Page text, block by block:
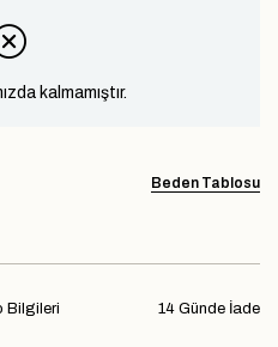
kalmamıştır.
Beden Tablosu
14 Günde İade
Bilgileri